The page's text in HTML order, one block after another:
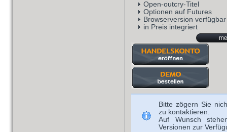
Open-outcry-Titel
Optionen auf Futures
Browserversion verfügbar
in Preis integriert
Bitte zögern Sie
zu kontaktieren.
Auf Wunsch
Versionen zur